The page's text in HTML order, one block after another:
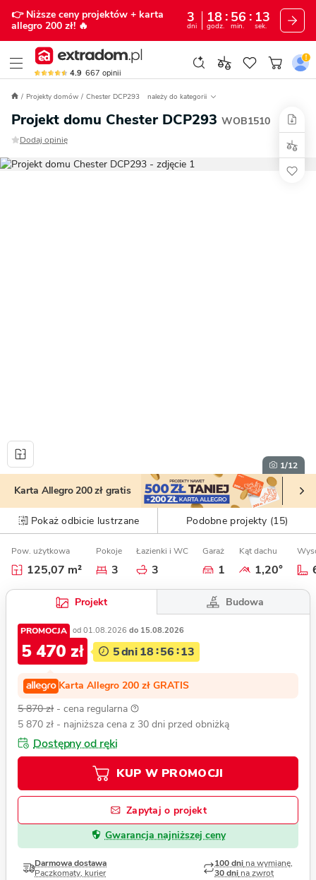
👉 Niższe ceny projektów + karta
allegro 200 zł! 🔥
3
dni
18
godz.
56
min.
12
sek.
4.9 667 opinii
Projekty domów Chester DCP293 należy do kategorii
Projekt domu Chester DCP293 WOB1510
Dodaj opinię
1/12
Karta Allegro 200 zł gratis
Pokaż odbicie lustrzane Podobne projekty (15)
Pow. użytkowa
125,07 m²
Pokoje
3
Łazienki i WC
3
Garaż
1
Kąt dachu
1,20°
Projekt Budowa
PROMOCJA od 01.08.2026 do 15.08.2026
5dni 18 56 12
5 470 zł
Karta Allegro 200 zł GRATIS
5 870 zł - cena regularna
5 870 zł - najniższa cena z 30 dni przed obniżką
Dostępny od ręki
KUP W PROMOCJI
Zapytaj o projekt
Gwarancja najniższej ceny
Darmowa dostawa
Paczkomaty, kurier
100 dni na wymianę,
30 dni na zwrot